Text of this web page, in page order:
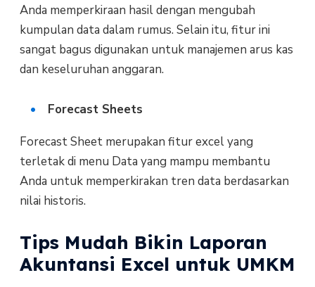
Anda memperkiraan hasil dengan mengubah
kumpulan data dalam rumus. Selain itu, fitur ini
sangat bagus digunakan untuk manajemen arus kas
dan keseluruhan anggaran.
Forecast Sheets
Forecast Sheet merupakan fitur excel yang
terletak di menu Data yang mampu membantu
Anda untuk memperkirakan tren data berdasarkan
nilai historis.
Tips Mudah Bikin Laporan
Akuntansi Excel untuk UMKM